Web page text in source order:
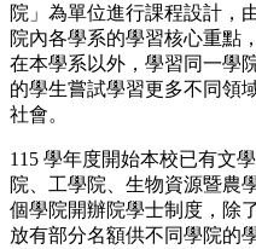
院」為單位進行課程設計，
院內各學系的學習核心重點
在本學系以外，學習同一學
的學生嘗試學習更多不同領
社會。
115 學年度開始本校已有文
院、工學院、生物資源暨農
個學院開辦院學士制度，除
放有部分名額供不同學院的